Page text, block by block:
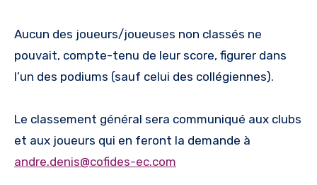
Aucun des joueurs/joueuses non classés ne
pouvait, compte-tenu de leur score, figurer dans
l’un des podiums (sauf celui des collégiennes).
Le classement général sera communiqué aux clubs
et aux joueurs qui en feront la demande à
andre.denis@cofides-ec.com